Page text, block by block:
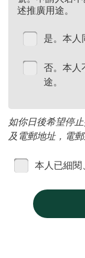
述推廣用途。
是。本人
否。本人
途。
如你日後希望停
及電郵地址，電
本人已細閱